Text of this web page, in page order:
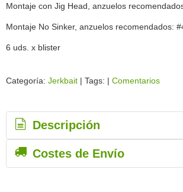
Montaje con Jig Head, anzuelos
Montaje No Sinker, anzuelos recomendados:
6 uds. x blister
Categoría: Jerkbait | Tags: | Comentarios
Descripción
Costes de Envío